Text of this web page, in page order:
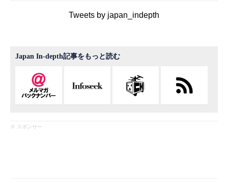
Tweets by japan_indepth
Japan In-depth記事をもっと読む
※ スポンサー